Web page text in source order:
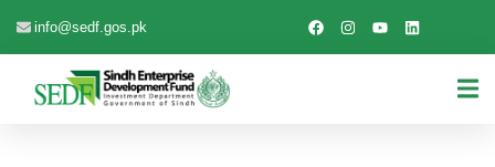
info@sedf.gos.pk